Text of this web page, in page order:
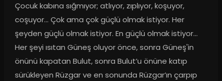
Çocuk kabına sığmıyor; atlıyor, zıplıyor, koşuyor,
coşuyor... Çok ama çok güçlü olmak istiyor. Her
şeyden güçlü olmak istiyor. En güçlü olmak istiyor...
Her şeyi ısıtan Güneş oluyor önce, sonra Güneş'in
önünü kapatan Bulut, sonra Bulut’u önüne katıp
sürükleyen Rüzgar ve en sonunda Rüzgar’ın çarpıp